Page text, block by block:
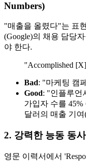
Numbers)
"매출을 올렸다"는 표
(Google)의 채용 담당
야 한다.
"Accomplished
Bad: "마케팅 캠
Good: "인플루언
가입자 수를
달러의 매출 기
2. 강력한 능동 동
영문 이력서에서